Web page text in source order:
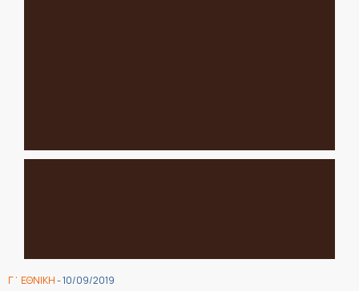
Γ΄ ΕΘΝΙΚΗ- 10/09/2019